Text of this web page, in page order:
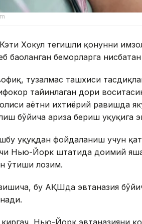
Хокул тегишли қонунни
баҳоланган беморларга
тузалмас ташхиси
тайинлаган дори
ҳаётни ихтиёрий равишда
бўйича ариза бериш ҳуқуқига
ҳуқуқдан фойдаланиш учун
Нью-Йорк штатида доимий
ўтиши лозим.
бу АҚШда эвтаназия